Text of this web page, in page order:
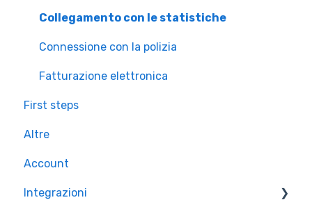
Collegamento con le statistiche
Connessione con la polizia
Fatturazione elettronica
First steps
Altre
Account
Integrazioni